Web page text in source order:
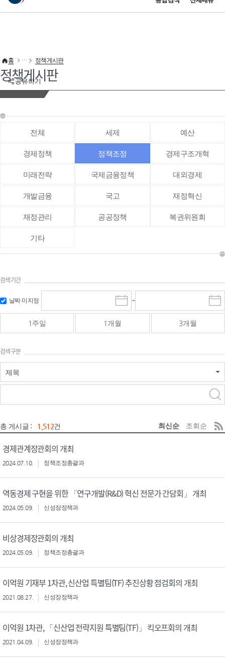
이 누리집은 대한민국 공식 전자정부 누리집입니다.
공유하기
홈 정책게시판
정책게시판
전체 세제 예산
경제정책 정책조정 경제구조개혁
미래전략 국제금융정책 대외경제
개발금융 국고 재정혁신
재정관리 공공정책 복권위원회
기타
검색기간
날짜 미지정
시
작
일
선
~
종
료
선
1주일 1개월 3개월
검색구분
제목
총 게시글 : 1,512건 최신순 조회순
경제관계장관회의 개최
2024.07.10. 정책조정총괄과
역동경제 구현을 위한 「연구개발(R&D) 혁신 전문가 간담회」 개최
2024.05.09. 신성장정책과
비상경제장관회의 개최
2024.05.09. 정책조정총괄과
이억원 기재부 1차관, 신산업 특별팀(TF) 추진상황 점검회의 개최
2021.08.27. 신성장정책과
이억원 1차관, 「신산업 전략지원 특별팀(TF)」 킥오프회의 개최
2021.04.09. 신성장정책과